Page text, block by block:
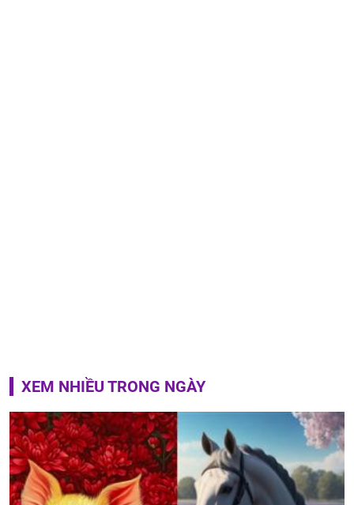
XEM NHIỀU TRONG NGÀY